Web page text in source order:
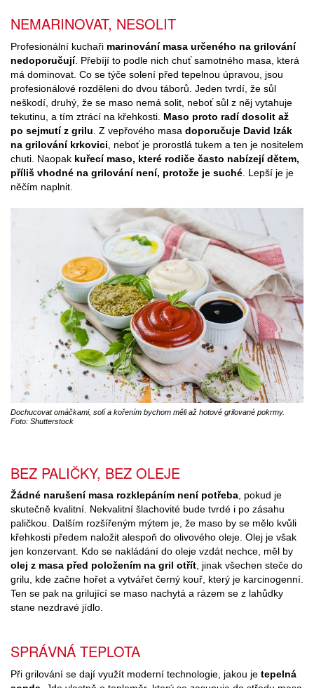
NEMARINOVAT, NESOLIT
Profesionální kuchaři marinování masa určeného na grilování
nedoporučují. Přebíjí to podle nich chuť samotného masa, která
má dominovat. Co se týče solení před tepelnou úpravou, jsou
profesionálové rozděleni do dvou táborů. Jeden tvrdí, že sůl
neškodí, druhý, že se maso nemá solit, neboť sůl z něj vytahuje
tekutinu, a tím ztrácí na křehkosti. Maso proto radí dosolit až
po sejmutí z grilu . Z vepřového masa doporučuje David Izák
na grilování krkovici , neboť je prorostlá tukem a ten je nositelem
chuti. Naopak kuřecí maso, které rodiče často nabízejí dětem,
příliš vhodné na grilování není, protože je suché . Lepší je je
něčím naplnit.
Dochucovat omáčkami, solí a kořením bychom měli až hotové grilované pokrmy.
Foto: Shutterstock
BEZ PALIČKY, BEZ OLEJE
Žádné narušení masa rozklepáním není potřeba, pokud je
skutečně kvalitní. Nekvalitní šlachovité bude tvrdé i po zásahu
paličkou. Dalším rozšířeným mýtem je, že maso by se mělo kvůli
křehkosti předem naložit alespoň do olivového oleje. Olej je však
jen konzervant. Kdo se nakládání do oleje vzdát nechce, měl by
olej z masa před položením na gril otřít, jinak všechen steče do
grilu, kde začne hořet a vytvářet černý kouř, který je karcinogenní.
Ten se pak na grilující se maso nachytá a rázem se z lahůdky
stane nezdravé jídlo.
SPRÁVNÁ TEPLOTA
Při grilování se dají využít moderní technologie, jakou je tepelná